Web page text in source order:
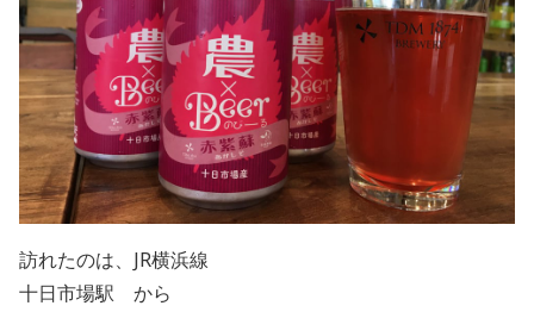
訪れたのは、 JR横浜線
十日市場駅 から